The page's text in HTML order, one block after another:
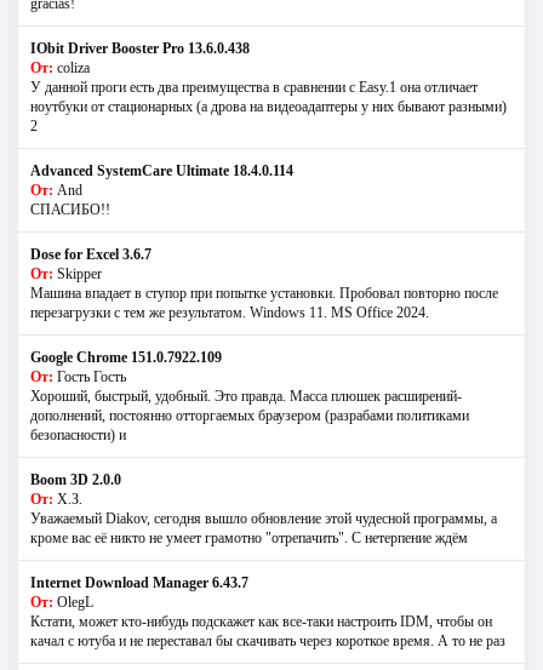
IObit Driver Booster Pro 13.6.0.438
От: coliza
У данной проги есть два преимущества в сравнении с Easy.1 она отличает
ноутбуки от стационарных (а дрова на видеоадаптеры у них бывают разными)
2
Advanced SystemCare Ultimate 18.4.0.114
От: And
СПАСИБО!!
Dose for Excel 3.6.7
От: Skipper
Машина впадает в ступор при попытке установки. Пробовал повторно после
перезагрузки с тем же результатом. Windows 11. MS Offiсe 2024.
Google Chrome 151.0.7922.109
От: Гость Гость
Хороший, быстрый, удобный. Это правда. Масса плюшек расширений-
дополнений, постоянно отторгаемых браузером (разрабами политиками
безопасности) и
Boom 3D 2.0.0
От: Х.З.
Уважаемый Diakov, сегодня вышло обновление этой чудесной программы, а
кроме вас её никто не умеет грамотно "отрепачить". С нетерпение ждём
Internet Download Manager 6.43.7
От: OlegL
Кстати, может кто-нибудь подскажет как все-таки настроить IDM, чтобы он
качал с ютуба и не переставал бы скачивать через короткое время. А то не раз